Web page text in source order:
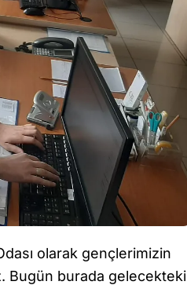
olarak gençlerimizin
Bugün burada gelecekteki